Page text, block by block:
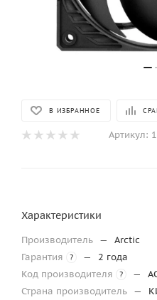
В ИЗБРАННОЕ
Артикул:
Характеристики
Производитель —
Arctic
Гарантия
? —
2 года
Код производителя
? —
Страна производитель —